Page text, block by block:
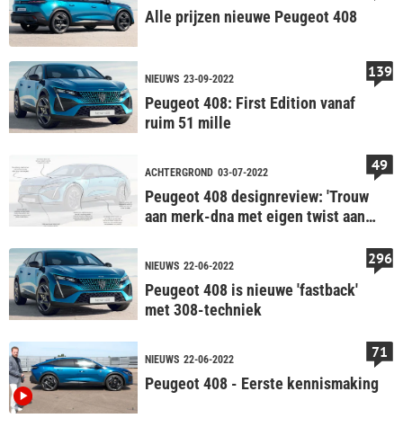
Alle prijzen nieuwe Peugeot 408
NIEUWS 23-09-2022
Peugeot 408: First Edition vanaf
ruim 51 mille
139
ACHTERGROND 03-07-2022
Peugeot 408 designreview: 'Trouw
aan merk-dna met eigen twist aan
49
NIEUWS 22-06-2022
Peugeot 408 is nieuwe 'fastback'
met 308-techniek
296
NIEUWS 22-06-2022
Peugeot 408 - Eerste kennismaking
71